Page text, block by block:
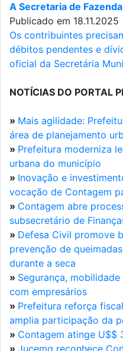
A Secretaria de
Publicado em 18.11.2025
Os contribuintes
débitos pendentes e
oficial da Secretária
NOTÍCIAS DO PORTAL
» Mais agilidade:
área de planejamento
» Prefeitura moderniza
urbana do município
» Inovação e
vocação de Contagem
» Contagem abre
subsecretário de
» Defesa Civil promove
prevenção de
durante a seca
» Segurança,
com empresários
» Prefeitura reforça
amplia participação da
» Contagem atinge U$$